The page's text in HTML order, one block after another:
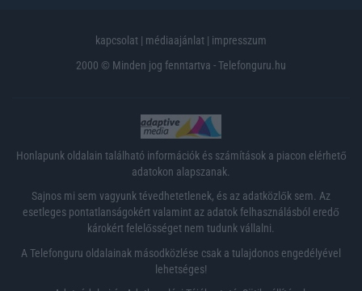
kapcsolat | médiaajánlat | impresszum
2000 © Minden jog fenntartva - Telefonguru.hu
Honlapunk oldalain található információk és számítások a piacon elérhető
adatokon alapszanak.
Sajnos mi sem vagyunk tévedhetetlenek, és az adatközlők sem. Az
esetleges pontatlanságokért valamint az adatok felhasználásból eredő
károkért felelősséget nem tudunk vállalni.
A Telefonguru oldalainak másodközlése csak a tulajdonos engedélyével
lehetséges!